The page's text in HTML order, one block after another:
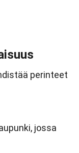
perinteet
jossa